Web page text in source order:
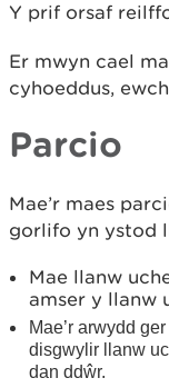
Y prif orsaf
Er mwyn cael
cyhoeddus,
Parcio
Mae’r maes
gorlifo yn ystod
Mae llanw
amser y llanw
Mae’r arwydd
disgwylir llanw
dan ddŵr.